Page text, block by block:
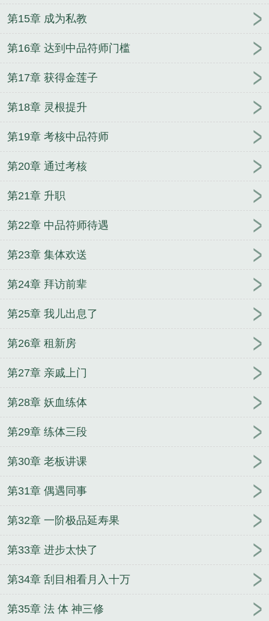
第15章 成为私教
第16章 达到中品符师门槛
第17章 获得金莲子
第18章 灵根提升
第19章 考核中品符师
第20章 通过考核
第21章 升职
第22章 中品符师待遇
第23章 集体欢送
第24章 拜访前辈
第25章 我儿出息了
第26章 租新房
第27章 亲戚上门
第28章 妖血练体
第29章 练体三段
第30章 老板讲课
第31章 偶遇同事
第32章 一阶极品延寿果
第33章 进步太快了
第34章 刮目相看月入十万
第35章 法 体 神三修